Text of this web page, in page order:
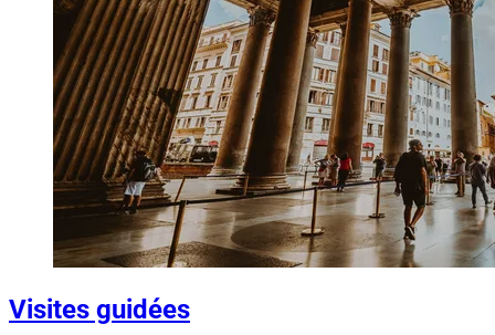
Visites guidées